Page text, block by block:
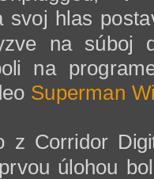
svoj hlas
na súboj
na
Superman
z Corridor
úlohou